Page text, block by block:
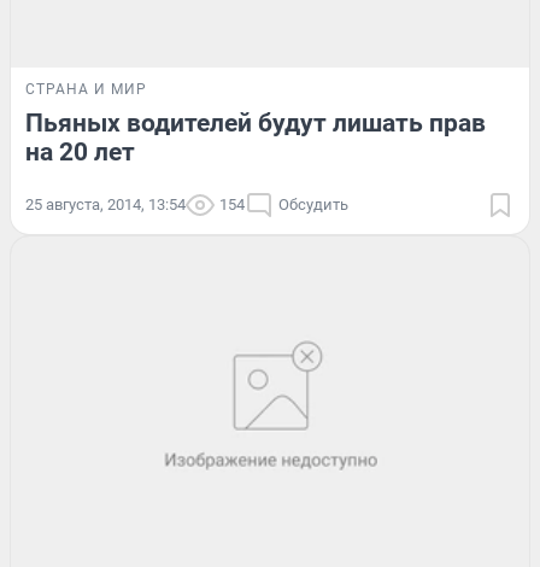
СТРАНА И МИР
Пьяных водителей будут лишать прав
на 20 лет
25 августа, 2014, 13:54 154 Обсудить